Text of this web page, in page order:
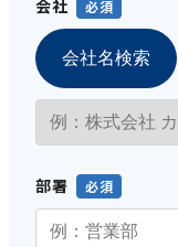
会社
会社名検索
部署